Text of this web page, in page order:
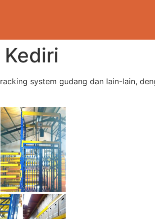
system gudang dan lain-lain,